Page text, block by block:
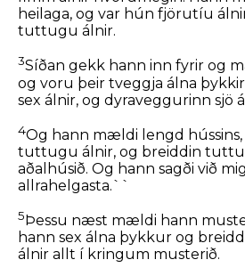
heilaga, og var hún fjörutíu
tuttugu álnir.
3Síðan gekk hann inn fyrir og
og voru þeir tveggja álna
sex álnir, og dyraveggurinn sjö
4Og hann mældi lengd
tuttugu álnir, og breiddin
aðalhúsið. Og hann sagði við
allrahelgasta.``
5 Þessu næst mældi hann
hann sex álna þykkur og
álnir allt í kringum musterið.